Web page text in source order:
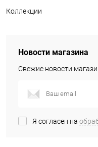
Коллекции
Новости магазина
Свежие новости
Я согласен на